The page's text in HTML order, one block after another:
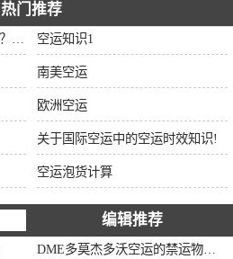
热门推荐
空运知识1
南美空运
欧洲空运
关于国际空运中的空运时效知识!
空运泡货计算
编辑推荐